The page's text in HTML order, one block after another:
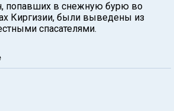
попавших в снежную бурю во
Киргизии, были выведены из
спасателями.